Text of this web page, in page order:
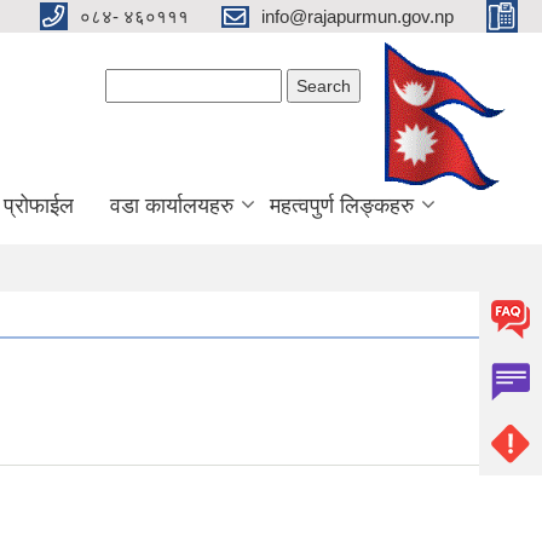
०८४- ४६०१११ info@rajapurmun.gov.np
वडा कार्यालयहरु महत्वपुर्ण लिङ्कहरु